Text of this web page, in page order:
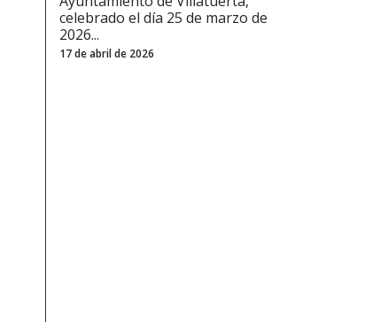
celebrado el día 25 de marzo de
2026...
17 de abril de 2026